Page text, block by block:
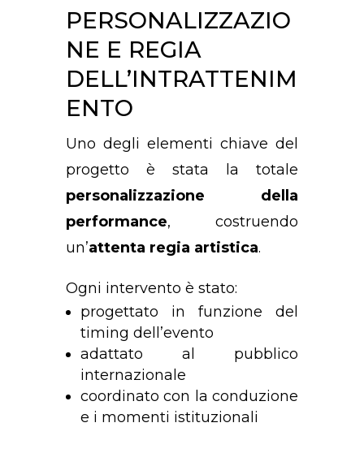
PERSONALIZZAZIO
NE E REGIA
DELL’INTRATTENIM
ENTO
Uno degli elementi chiave del
progetto è stata la totale
personalizzazione della
performance, costruendo
un’attenta regia artistica.
Ogni intervento è stato:
progettato in funzione del
timing dell’evento
adattato al pubblico
internazionale
coordinato con la conduzione
e i momenti istituzionali